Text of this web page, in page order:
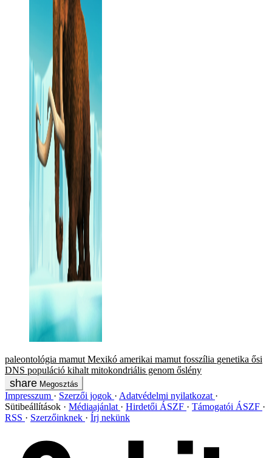
paleontológia mamut Mexikó amerikai mamut fosszília genetika ősi
DNS populáció kihalt mitokondriális genom őslény
Megosztás
Impresszum Szerzői jogok
Adatvédelmi nyilatkozat
Sütibeállítások
Médiaajánlat Hirdetői ÁSZF
Támogatói ÁSZF
RSS
Szerzőinknek Írj nekünk